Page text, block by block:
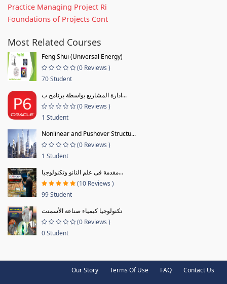
Practice Managing Project Ri
Foundations of Projects Cont
Most Related Courses
Feng Shui (Universal Energy)
(0 Reviews )
70 Student
ادارة المشاريع بواسطة برنامج ب...
(0 Reviews )
1 Student
Nonlinear and Pushover Structu...
(0 Reviews )
1 Student
مقدمة فى علم النانو وتكنولوجيا...
(10 Reviews )
99 Student
تكنولوجيا كيمياء صناعة الأسمنت
(0 Reviews )
0 Student
Our Story Terms Of Use FAQ Contact Us